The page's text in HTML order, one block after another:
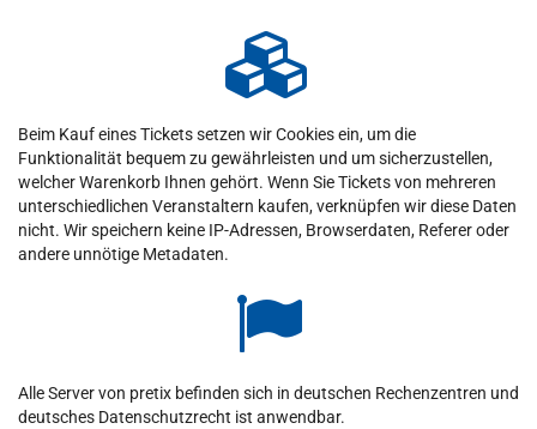
Beim Kauf eines Tickets setzen wir Cookies ein, um die
Funktionalität bequem zu gewährleisten und um sicherzustellen,
welcher Warenkorb Ihnen gehört. Wenn Sie Tickets von mehreren
unterschiedlichen Veranstaltern kaufen, verknüpfen wir diese Daten
nicht. Wir speichern keine IP-Adressen, Browserdaten, Referer oder
andere unnötige Metadaten.
Alle Server von pretix befinden sich in deutschen Rechenzentren und
deutsches Datenschutzrecht ist anwendbar.